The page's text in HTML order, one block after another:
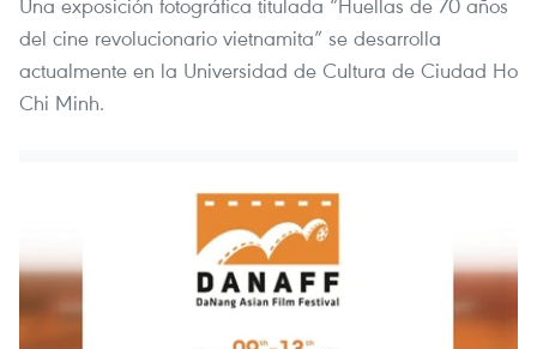
del cine revolucionario vietnamita” se desarrolla
actualmente en la Universidad de Cultura de Ciudad Ho
Chi Minh.